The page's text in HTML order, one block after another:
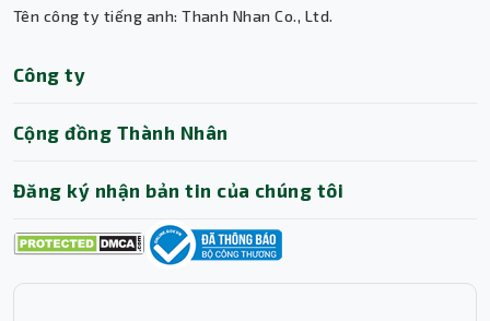
Tên công ty tiếng anh: Thanh Nhan Co., Ltd.
Công ty
Cộng đồng Thành Nhân
Đăng ký nhận bản tin của chúng tôi